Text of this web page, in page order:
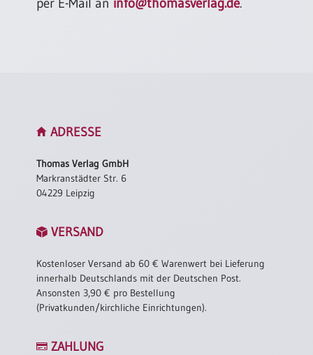
ADRESSE
Thomas Verlag GmbH
Markranstädter Str. 6
04229 Leipzig
VERSAND
Kostenloser Versand ab 60 € Warenwert bei Lieferung
innerhalb Deutschlands mit der Deutschen Post.
Ansonsten 3,90 € pro Bestellung
(Privatkunden/kirchliche Einrichtungen).
ZAHLUNG